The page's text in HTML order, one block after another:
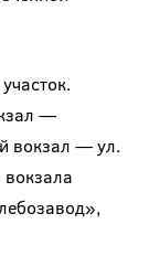
—
вокзал — ул.